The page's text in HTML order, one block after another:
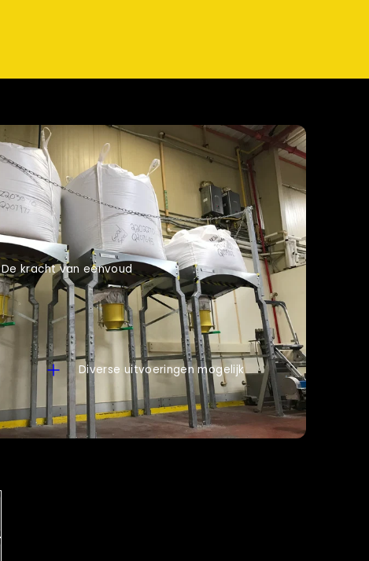
Diverse uitvoeringen mogelijk
De kracht van eenvoud